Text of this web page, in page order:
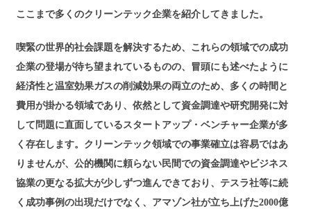
ここまで多くのクリーンテック企業を紹介してきました。
喫緊の世界的社会課題を解決するため、これらの領域での成功
企業の登場が待ち望まれているものの、冒頭にも述べたように
経済性と温室効果ガスの削減効果の両立のため、多くの時間と
費用が掛かる領域であり、依然として資金調達や研究開発に対
して問題に直面しているスタートアップ・ベンチャー企業が多
く存在します。クリーンテック領域での事業確立は容易ではあ
りませんが、公的機関に頼らない民間での資金調達やビジネス
協業の更なる拡大が少しずつ進んできており、テスラ社等に続
く成功事例の出現だけでなく、アマゾン社が立ち上げた2000億